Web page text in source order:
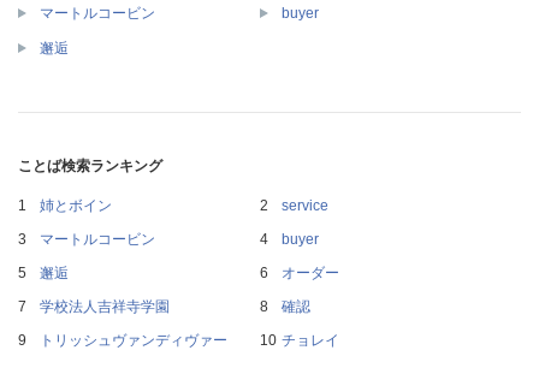
マートルコービン buyer
邂逅
ことば検索ランキング
姉とボイン
service
マートルコービン
buyer
邂逅
オーダー
学校法人吉祥寺学園
確認
トリッシュヴァンディヴァー
チョレイ